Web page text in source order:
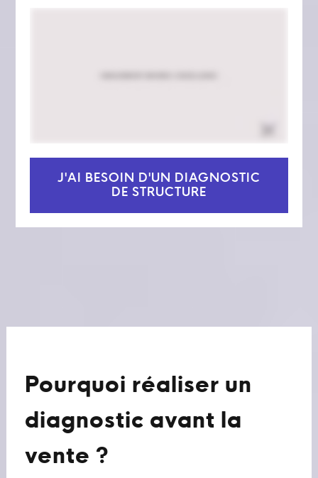
J'AI BESOIN D'UN DIAGNOSTIC
DE STRUCTURE
Pourquoi réaliser un
diagnostic avant la
vente ?